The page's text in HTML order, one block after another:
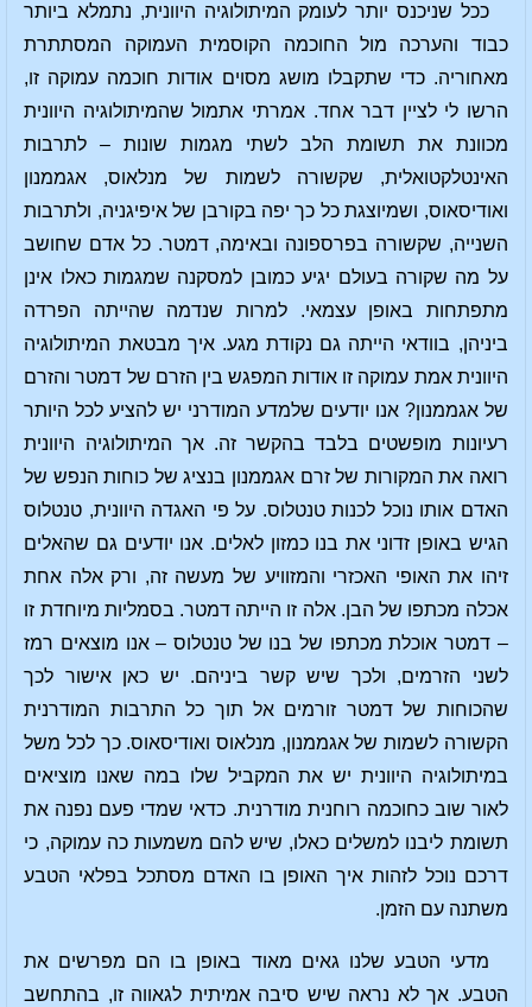
ככל שניכנס יותר לעומק המיתולוגיה היוונית, נתמלא ביותר
כבוד והערכה מול החוכמה הקוסמית העמוקה המסתתרת
מאחוריה. כדי שתקבלו מושג מסוים אודות חוכמה עמוקה זו,
הרשו לי לציין דבר אחד. אמרתי אתמול שהמיתולוגיה היוונית
מכוונת את תשומת הלב לשתי מגמות שונות – לתרבות
האינטלקטואלית, שקשורה לשמות של מנלאוס, אגממנון
ואודיסאוס, ושמיוצגת כל כך יפה בקורבן של איפיגניה, ולתרבות
השנייה, שקשורה בפרספונה ובאימה, דמטר. כל אדם שחושב
על מה שקורה בעולם יגיע כמובן למסקנה שמגמות כאלו אינן
מתפתחות באופן עצמאי. למרות שנדמה שהייתה הפרדה
ביניהן, בוודאי הייתה גם נקודת מגע. איך מבטאת המיתולוגיה
היוונית אמת עמוקה זו אודות המפגש בין הזרם של דמטר והזרם
של אגממנון? אנו יודעים שלמדע המודרני יש להציע לכל היותר
רעיונות מופשטים בלבד בהקשר זה. אך המיתולוגיה היוונית
רואה את המקורות של זרם אגממנון בנציג של כוחות הנפש של
האדם אותו נוכל לכנות טנטלוס. על פי האגדה היוונית, טנטלוס
הגיש באופן זדוני את בנו כמזון לאלים. אנו יודעים גם שהאלים
זיהו את האופי האכזרי והמזוויע של מעשה זה, ורק אלה אחת
אכלה מכתפו של הבן. אלה זו הייתה דמטר. בסמליות מיוחדת זו
– דמטר אוכלת מכתפו של בנו של טנטלוס – אנו מוצאים רמז
לשני הזרמים, ולכך שיש קשר ביניהם. יש כאן אישור לכך
שהכוחות של דמטר זורמים אל תוך כל התרבות המודרנית
הקשורה לשמות של אגממנון, מנלאוס ואודיסאוס. כך לכל משל
במיתולוגיה היוונית יש את המקביל שלו במה שאנו מוציאים
לאור שוב כחוכמה רוחנית מודרנית. כדאי שמדי פעם נפנה את
תשומת ליבנו למשלים כאלו, שיש להם משמעות כה עמוקה, כי
דרכם נוכל לזהות איך האופן בו האדם מסתכל בפלאי הטבע
משתנה עם הזמן.
מדעי הטבע שלנו גאים מאוד באופן בו הם מפרשים את
הטבע. אך לא נראה שיש סיבה אמיתית לגאווה זו, בהתחשב